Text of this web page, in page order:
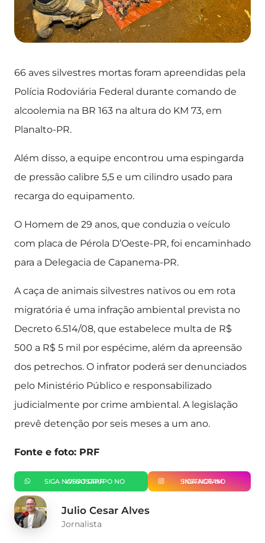
66 aves silvestres mortas foram apreendidas pela
Polícia Rodoviária Federal durante comando de
alcoolemia na BR 163 na altura do KM 73, em
Planalto-PR.
Além disso, a equipe encontrou uma espingarda
de pressão calibre 5,5 e um cilindro usado para
recarga do equipamento.
O Homem de 29 anos, que conduzia o veículo
com placa de Pérola D’Oeste-PR, foi encaminhado
para a Delegacia de Capanema-PR.
A caça de animais silvestres nativos ou em rota
migratória é uma infração ambiental prevista no
Decreto 6.514/08, que estabelece multa de R$
500 a R$ 5 mil por espécime, além da apreensão
dos petrechos. O infrator poderá ser denunciados
pelo Ministério Público e responsabilizado
judicialmente por crime ambiental. A legislação
prevê detenção por seis meses a um ano.
Fonte e foto: PRF
SIGA NOSSO GRUPO NO WHATSAPP SIGA-NOS NO INSTAGRAM
Julio Cesar Alves
Jornalista